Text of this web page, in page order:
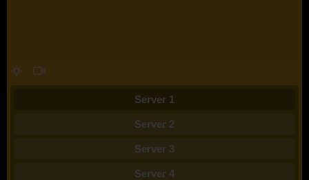
Server 1
Server 2
Server 3
Server 4